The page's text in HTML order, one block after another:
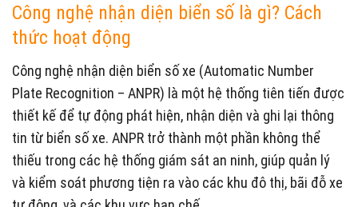
Công nghệ nhận diện biển số là gì? Cách
thức hoạt động
Công nghệ nhận diện biển số xe (Automatic Number
Plate Recognition – ANPR) là một hệ thống tiên tiến được
thiết kế để tự động phát hiện, nhận diện và ghi lại thông
tin từ biển số xe. ANPR trở thành một phần không thể
thiếu trong các hệ thống giám sát an ninh, giúp quản lý
và kiểm soát phương tiện ra vào các khu đô thị, bãi đỗ xe